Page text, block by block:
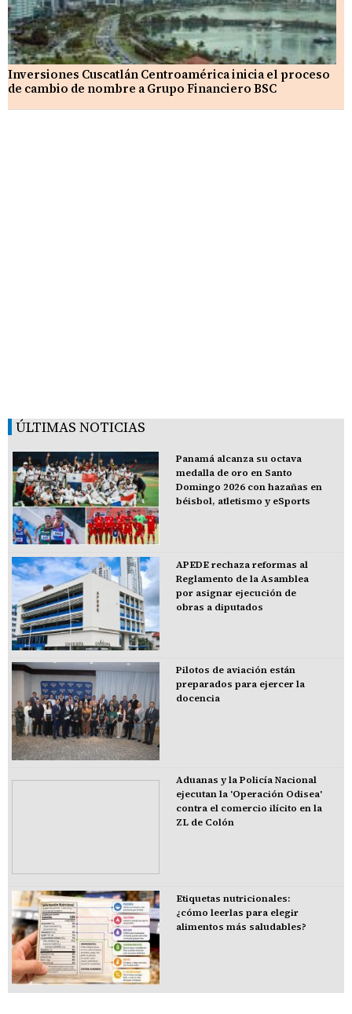
Inversiones Cuscatlán Centroamérica inicia el proceso
de cambio de nombre a Grupo Financiero BSC
ÚLTIMAS NOTICIAS
Panamá alcanza su octava
medalla de oro en Santo
Domingo 2026 con hazañas en
béisbol, atletismo y eSports
APEDE rechaza reformas al
Reglamento de la Asamblea
por asignar ejecución de
obras a diputados
Pilotos de aviación están
preparados para ejercer la
docencia
Aduanas y la Policía Nacional
ejecutan la 'Operación Odisea'
contra el comercio ilícito en la
ZL de Colón
Etiquetas nutricionales:
¿cómo leerlas para elegir
alimentos más saludables?